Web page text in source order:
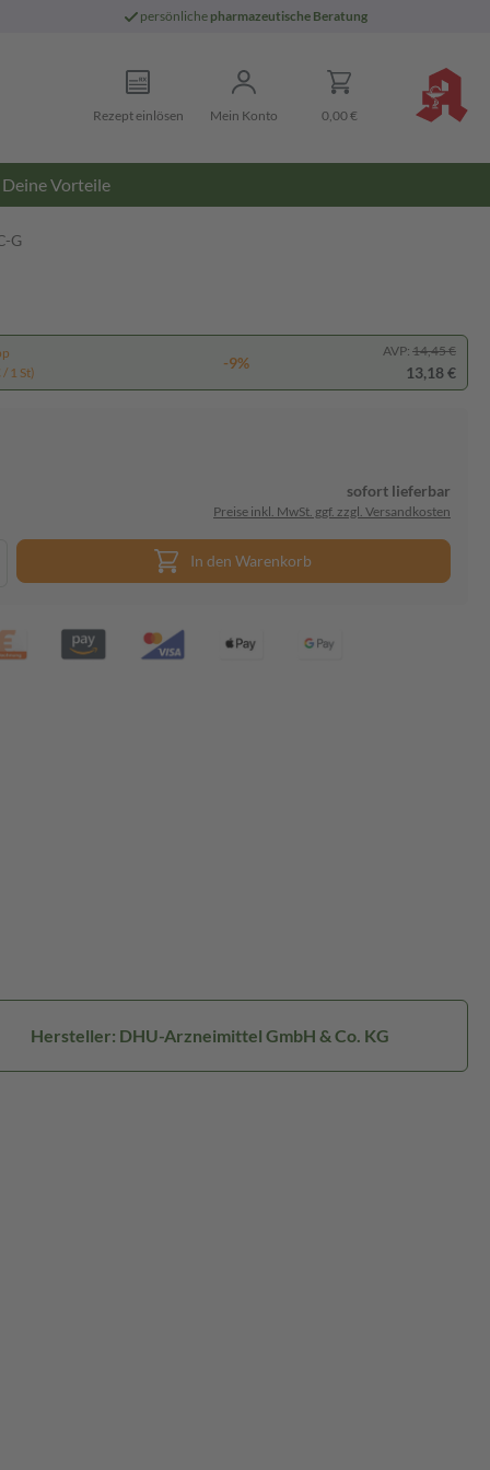
persönliche pharmazeutische Beratung
Rezept einlösen Mein Konto 0,00 €
Deine Vorteile
G
1 St)
-9%
AVP: 14,45 €
13,18 €
sofort lieferbar
Preise inkl. MwSt. ggf. zzgl. Versandkosten
In den Warenkorb
Hersteller: DHU-Arzneimittel GmbH & Co. KG